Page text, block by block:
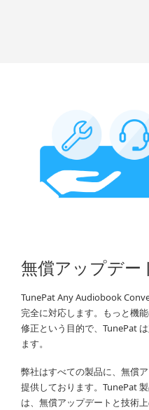
無償アップデー
TunePat Any Audiobook
完全に対応します。もっと機
修正という目的で、TunePat
ます。
弊社はすべての製品に、無償
提供しております。TunePat
は、無償アップデートと技術